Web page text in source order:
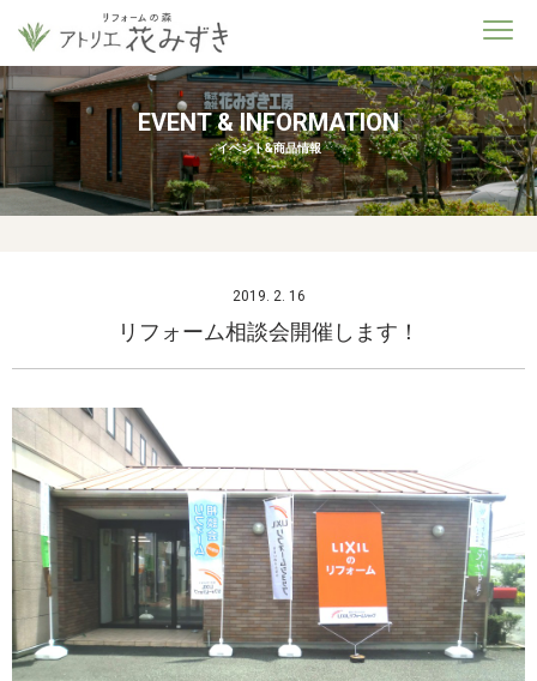
EVENT & INFORMATION
イベント&商品情報
2019. 2. 16
リフォーム相談会開催します！